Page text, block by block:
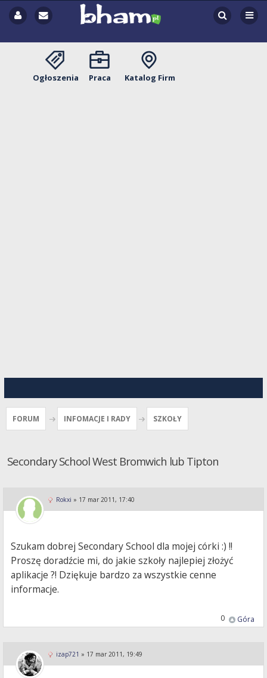
Ogłoszenia Praca Katalog Firm
FORUM INFOMACJE I RADY SZKOŁY
Secondary School West Bromwich lub Tipton
Rokxi » 17 mar 2011, 17:40
Szukam dobrej Secondary School dla mojej córki :) !!
Proszę doradźcie mi, do jakie szkoły najlepiej złożyć
aplikacje ?! Dziękuje bardzo za wszystkie cenne
informacje.
Góra
0
izap721 » 17 mar 2011, 19:49